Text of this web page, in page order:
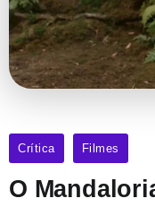
Crítica Filmes
O